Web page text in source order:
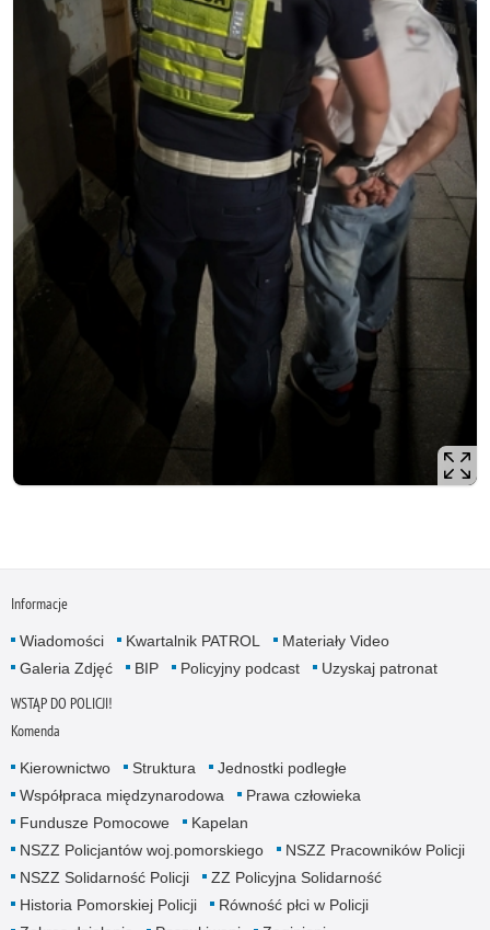
Informacje
Wiadomości Kwartalnik PATROL
Materiały Video
Galeria Zdjęć
BIP Policyjny podcast Uzyskaj patronat
WSTĄP DO POLICJI!
Komenda
Kierownictwo Struktura
Jednostki podległe
Współpraca międzynarodowa
Prawa człowieka
Fundusze Pomocowe
Kapelan
NSZZ Policjantów woj.pomorskiego
NSZZ Pracowników Policji
NSZZ Solidarność Policji
ZZ Policyjna Solidarność
Historia Pomorskiej Policji
Równość płci w Policji